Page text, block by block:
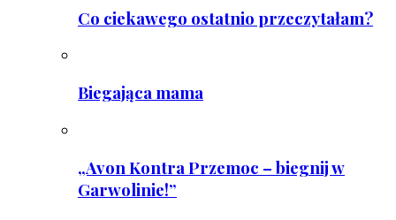
Co ciekawego ostatnio przeczytałam?
Biegająca mama
„Avon Kontra Przemoc – biegnij w
Garwolinie!”